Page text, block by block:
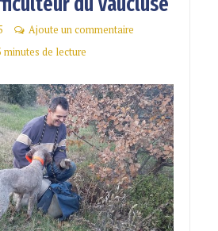
Ajoute un commentaire
minutes de lecture